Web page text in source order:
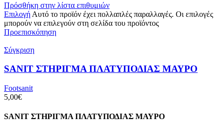
Πρόσθήκη στην λίστα επιθυμιών
Επιλογή Αυτό το προϊόν έχει πολλαπλές παραλλαγές. Οι επιλογές
μπορούν να επιλεγούν στη σελίδα του προϊόντος
Προεπισκόπηση
Σύγκριση
SANIT ΣΤΗΡΙΓΜΑ ΠΛΑΤΥΠΟΔΙΑΣ ΜΑΥΡΟ
Footsanit
5,00€
SANIT ΣΤΗΡΙΓΜΑ ΠΛΑΤΥΠΟΔΙΑΣ ΜΑΥΡΟ